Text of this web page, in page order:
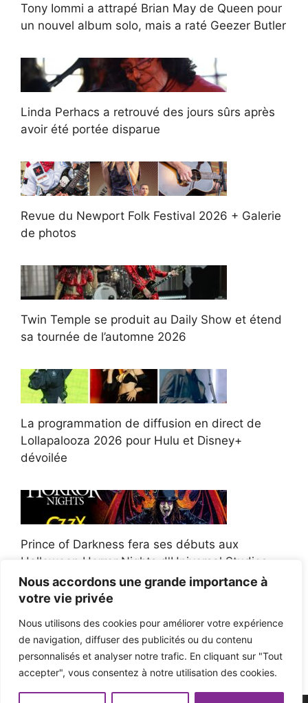
Nous accordons une grande importance à
votre vie privée
Nous utilisons des cookies pour améliorer votre expérience
de navigation, diffuser des publicités ou du contenu
personnalisés et analyser notre trafic. En cliquant sur "Tout
accepter", vous consentez à notre utilisation des cookies.
Tony Iommi a attrapé Brian May de Queen pour
un nouvel album solo, mais a raté Geezer Butler
Linda Perhacs a retrouvé des jours sûrs après
avoir été portée disparue
Revue du Newport Folk Festival 2026 + Galerie
de photos
Twin Temple se produit au Daily Show et étend
sa tournée de l’automne 2026
La programmation de diffusion en direct de
Lollapalooza 2026 pour Hulu et Disney+
dévoilée
Prince of Darkness fera ses débuts aux
Halloween Horror Nights d'Universal Studios
Afroman poursuit un policier de l'Ohio après la
victoire du jury en diffamation